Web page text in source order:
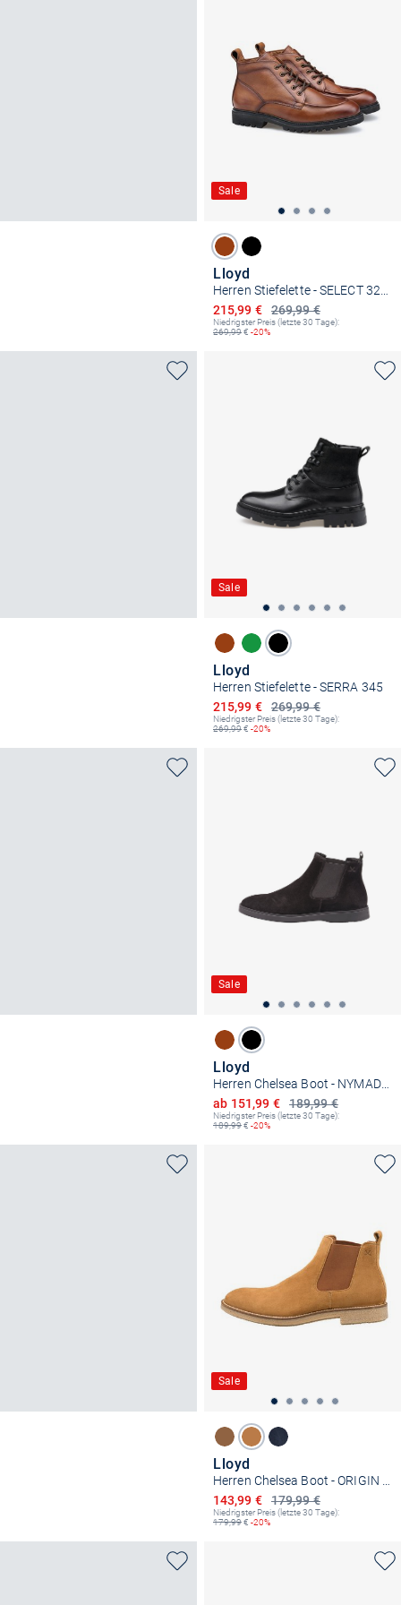
Sale
Lloyd
269,99 €
Ermäßigter Preis
215,99 €
Niedrigster Preis (letzte 30 Tage):
269,99€ -20%
Sale
Lloyd
Herren Stiefelette - SERRA 345
269,99 €
Ermäßigter Preis
215,99 €
Niedrigster Preis (letzte 30 Tage):
269,99€ -20%
Sale
Lloyd
Herren Chelsea Boot - NYMAD 315
189,99 €
Ermäßigter Preis
ab 151,99 €
Niedrigster Preis (letzte 30 Tage):
189,99€ -20%
Sale
Lloyd
179,99 €
Ermäßigter Preis
143,99 €
Niedrigster Preis (letzte 30 Tage):
179,99€ -20%